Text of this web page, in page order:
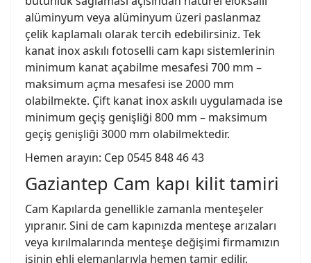
alüminyum veya alüminyum üzeri paslanmaz
çelik kaplamalı olarak tercih edebilirsiniz. Tek
kanat inox askılı fotoselli cam kapı sistemlerinin
minimum kanat açabilme mesafesi 700 mm –
maksimum açma mesafesi ise 2000 mm
olabilmekte. Çift kanat inox askılı uygulamada ise
minimum geçiş genişliği 800 mm – maksimum
geçiş genişliği 3000 mm olabilmektedir.
Hemen arayın: Cep 0545 848 46 43
Gaziantep Cam kapı kilit tamiri
Cam Kapılarda genellikle zamanla menteşeler
yıpranır. Sini de cam kapınızda menteşe arızaları
veya kırılmalarında menteşe değişimi firmamızın
işinin ehli elemanlarıyla hemen tamir edilir.